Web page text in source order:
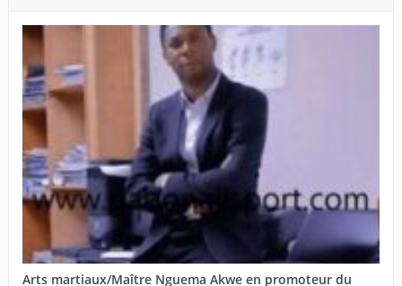
Arts martiaux/Maître Nguema Akwe en promoteur du